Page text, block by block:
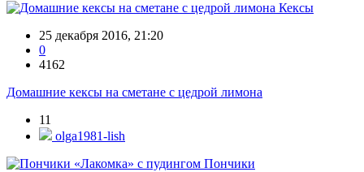
Кексы
25 декабря 2016, 21:20
0
4162
Домашние кексы на сметане с цедрой лимона
11
olga1981-lish
Пончики